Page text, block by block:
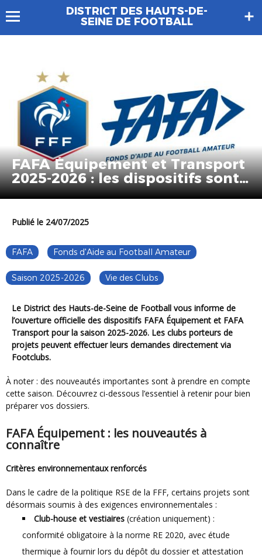
DISTRICT DES HAUTS-DE-
SEINE DE FOOTBALL
FAFA Équipement et Transport
2025-2026 : les dispositifs sont
ouverts !
Publié le 24/07/2025
FAFA Fonds d'Aide au Football Amateur
Saison 2025-2026 Vie des Clubs
Le District des Hauts-de-Seine de Football vous informe de
l’ouverture officielle des dispositifs FAFA Équipement et FAFA
Transport pour la saison 2025-2026. Les clubs porteurs de
projets peuvent effectuer leurs demandes directement via
Footclubs.
À noter : des nouveautés importantes sont à prendre en compte
cette saison. Découvrez ci-dessous l’essentiel à retenir pour bien
préparer vos dossiers.
FAFA Équipement : les nouveautés à
connaître
Critères environnementaux renforcés
Dans le cadre de la politique RSE de la FFF, certains projets sont
désormais soumis à des exigences environnementales :
Club-house et vestiaires (création uniquement) :
conformité obligatoire à la norme RE 2020, avec étude
thermique à fournir lors du dépôt du dossier et attestation